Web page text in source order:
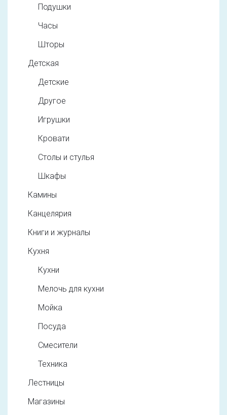
Подушки
Часы
Шторы
Детская
Детские
Другое
Игрушки
Кровати
Столы и стулья
Шкафы
Камины
Канцелярия
Книги и журналы
Кухня
Кухни
Мелочь для кухни
Мойка
Посуда
Смесители
Техника
Лестницы
Магазины